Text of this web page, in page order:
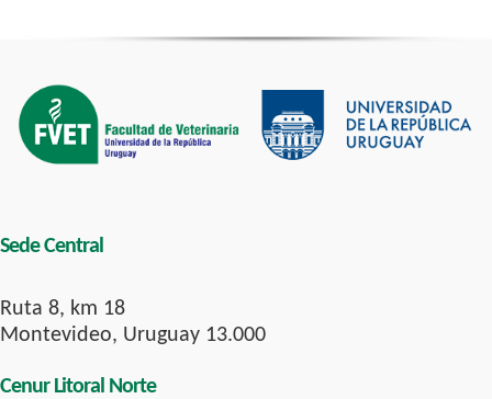
Sede Central
Ruta 8, km 18
Montevideo, Uruguay 13.000
Cenur Litoral Norte